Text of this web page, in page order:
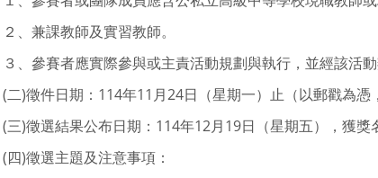
２、兼課教師及實習教師。
３、參賽者應實際參與或主責活動規劃與執行，並經該活動
(二)徵件日期：114年11月24日（星期一）止（以郵戳為憑
(三)徵選結果公布日期：114年12月19日（星期五），獲獎
(四)徵選主題及注意事項：